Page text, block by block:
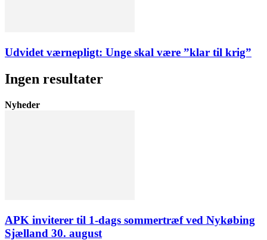
Udvidet værnepligt: Unge skal være ”klar til krig”
Ingen resultater
Nyheder
APK inviterer til 1-dags sommertræf ved Nykøbing
Sjælland 30. august